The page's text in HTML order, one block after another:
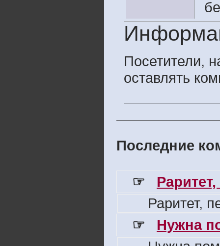
Посетители,
оставлять
Последние
☞
Раритет,
☞
Нужна